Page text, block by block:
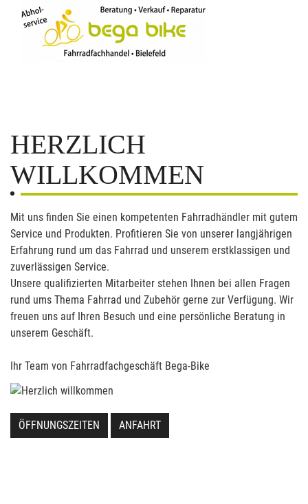
HERZLICH
WILLKOMMEN
Mit uns finden Sie einen kompetenten Fahrradhändler mit gutem
Service und Produkten. Profitieren Sie von unserer langjährigen
Erfahrung rund um das Fahrrad und unserem erstklassigen und
zuverlässigen Service.
Unsere qualifizierten Mitarbeiter stehen Ihnen bei allen Fragen
rund ums Thema Fahrrad und Zubehör gerne zur Verfügung. Wir
freuen uns auf Ihren Besuch und eine persönliche Beratung in
unserem Geschäft.
Ihr Team von Fahrradfachgeschäft Bega-Bike
ÖFFNUNGSZEITEN ANFAHRT